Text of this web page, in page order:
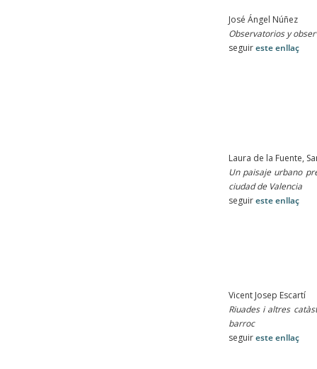
José Ángel Núñez
Observatorios y
seguireste enllaç
Laura de la Fuente,
Un paisaje urbano
ciudad de Valencia
seguireste enllaç
Vicent Josep Escartí
Riuades i altres
barroc
seguireste enllaç